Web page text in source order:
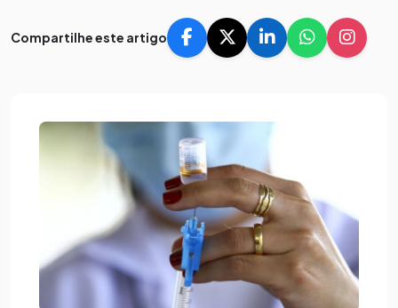
Compartilhe este artigo